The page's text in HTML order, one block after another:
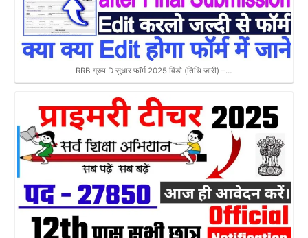
RRB ग्रुप D सुधार फॉर्म 2025 विंडो (तिथि जारी) –…